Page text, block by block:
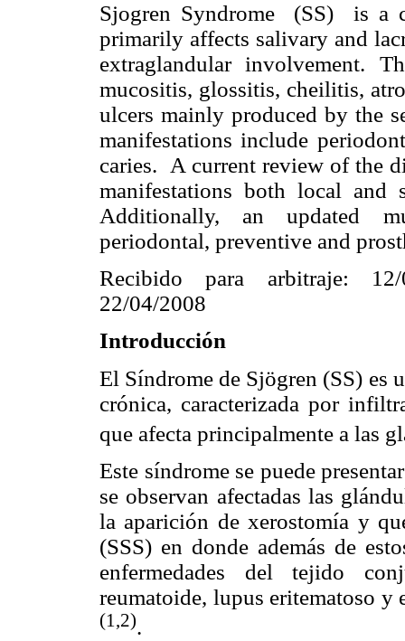
Sjogren Syndrome (SS) is a
primarily affects salivary and
extraglandular involvement.
mucositis, glossitis, cheilitis,
ulcers mainly produced by the
manifestations include
caries. A current review of the
manifestations both local and
Additionally, an updated
periodontal, preventive and
Recibido para arbitraje:
22/04/2008
Introducción
El Síndrome de Sjögren (SS) es
crónica, caracterizada por
que afecta principalmente a las
Este síndrome se puede
se observan afectadas las
la aparición de xerostomía y
(SSS) en donde además de
enfermedades del tejido
reumatoide, lupus eritematoso y
(1,2).